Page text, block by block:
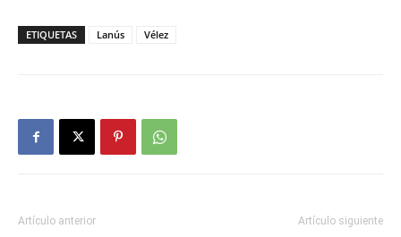
ETIQUETAS Lanús Vélez
Artículo anterior Artículo siguiente